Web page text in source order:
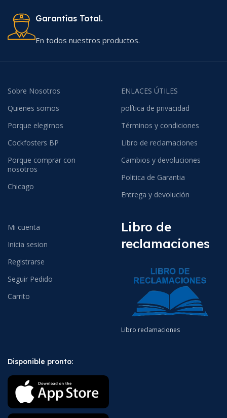
Garantías Total.
En todos nuestros productos.
Sobre Nosotros
Quienes somos
Porque elegirnos
Cockfosters BP
Porque comprar con
nosotros
Chicago
ENLACES ÚTILES
política de privacidad
Términos y condiciones
Libro de reclamaciones
Cambios y devoluciones
Politica de Garantia
Entrega y devolución
Mi cuenta
Inicia sesion
Registrarse
Seguir Pedido
Carrito
Libro de
reclamaciones
Libro reclamaciones
Disponible pronto: